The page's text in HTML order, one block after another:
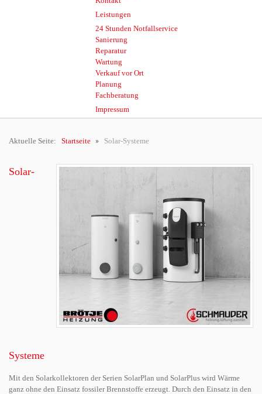
Leistungen
24 Stunden Notfallservice
Sanierung
Reparatur
Wartung
Verkauf vor Ort
Planung
Fachberatung
Impressum
Aktuelle Seite: Startseite Solar-Systeme
Solar-
Systeme
Mit den Solarkollektoren der Serien SolarPlan und SolarPlus wird Wärme
ganz ohne den Einsatz fossiler Brennstoffe erzeugt. Durch den Einsatz in den